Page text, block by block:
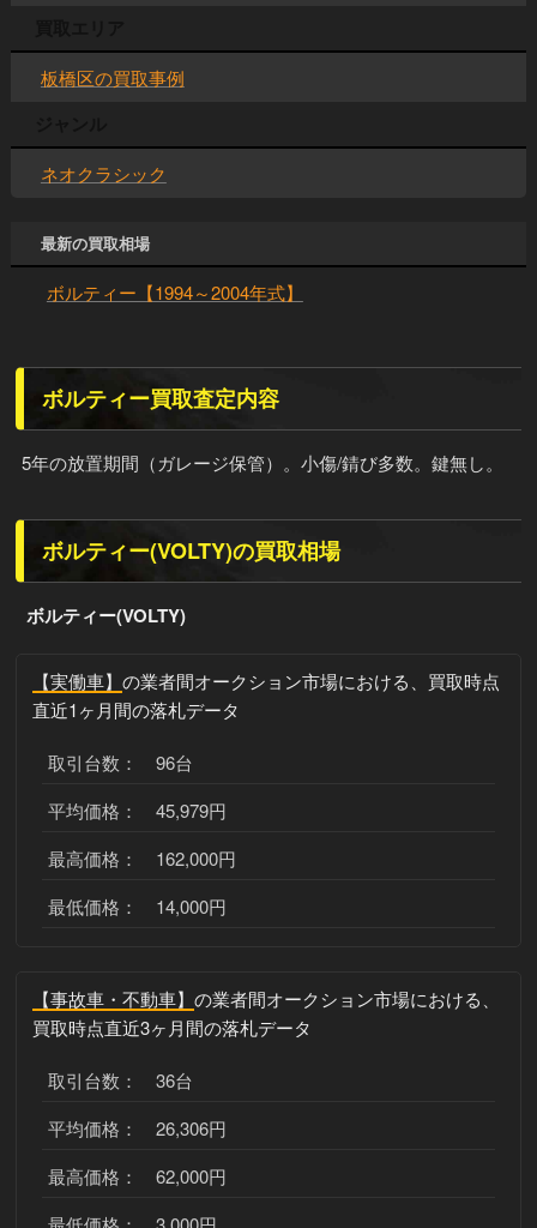
板橋区の買取事例
ネオクラシック
最新の買取相場
ボルティー【1994～2004年式】
ボルティー買取査定内容
5年の放置期間（ガレージ保管）。小傷/錆び多数。鍵無し。
ボルティー(VOLTY)の買取相場
ボルティー(VOLTY)
【実働車】 の業者間オークション市場における、買取時点
直近1ヶ月間の落札データ
取引台数： 96台
平均価格： 45,979円
最高価格： 162,000円
最低価格： 14,000円
【事故車・不動車】 の業者間オークション市場における、
買取時点直近3ヶ月間の落札データ
取引台数： 36台
平均価格： 26,306円
最高価格： 62,000円